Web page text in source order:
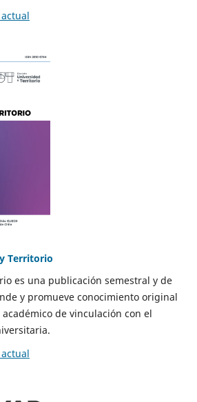
Territorio
es una publicación semestral y de
y promueve conocimiento original
de vinculación con el